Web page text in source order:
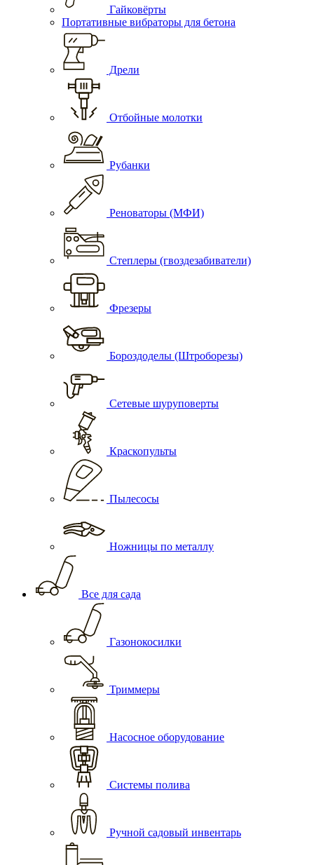
Гайковёрты
Портативные вибраторы для бетона
Дрели
Отбойные молотки
Рубанки
Реноваторы (МФИ)
Степлеры (гвоздезабиватели)
Фрезеры
Бороздоделы (Штроборезы)
Сетевые шуруповерты
Краскопульты
Пылесосы
Ножницы по металлу
Все для сада
Газонокосилки
Триммеры
Насосное оборудование
Системы полива
Ручной садовый инвентарь